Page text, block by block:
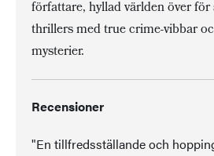
författare, hyllad världen över
thrillers med true crime-vibbar
mysterier.
Recensioner
"En tillfredsställande och